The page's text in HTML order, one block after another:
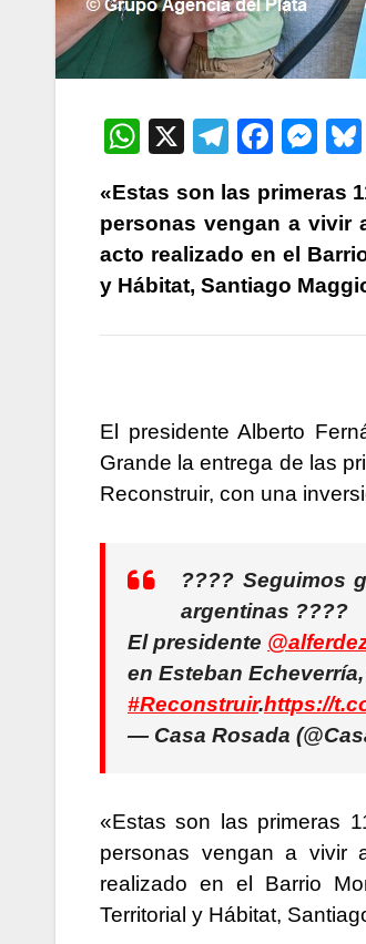
W
at
s
A
p
X
T
e
gr
a
F
c
e
b
o
M
s
s
e
g
«Estas son las primeras
personas vengan a vivir
acto realizado en el
y Hábitat, Santiago
El presidente Alberto
Grande la entrega de las
Reconstruir, con una
????️ Seguimos
argentinas ????
El presidente
en Esteban
#Reconstruir.https://
— Casa Rosada
«Estas son las primeras
personas vengan a vivir
realizado en el Barrio
Territorial y Hábitat,